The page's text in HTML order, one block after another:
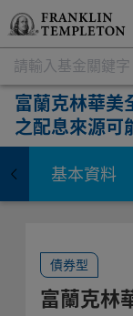
富蘭克林華美
之配息來源可
基本資料
債券型
富蘭克林